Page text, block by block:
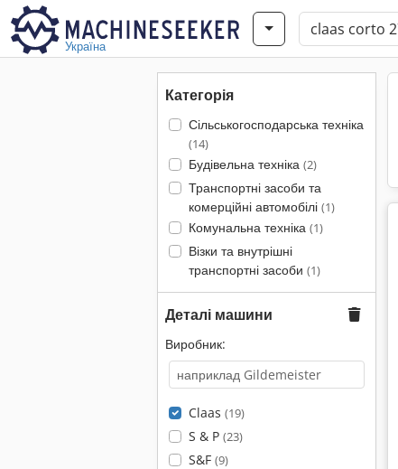
Україна
Категорія
Сільськогосподарська техніка
(14)
Будівельна техніка (2)
Транспортні засоби та
комерційні автомобілі (1)
Комунальна техніка (1)
Візки та внутрішні
транспортні засоби (1)
Деталі машини
Виробник:
Claas (19)
S & P (23)
S&F (9)